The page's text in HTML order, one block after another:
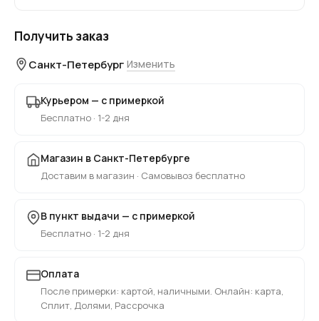
Получить заказ
Санкт-Петербург Изменить
Курьером — с примеркой
Бесплатно · 1-2 дня
Магазин в Санкт-Петербурге
Доставим в магазин · Самовывоз бесплатно
В пункт выдачи — с примеркой
Бесплатно · 1-2 дня
Оплата
После примерки: картой, наличными. Онлайн: карта,
Сплит, Долями, Рассрочка